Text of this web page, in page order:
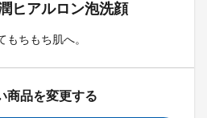
ヒアルロン泡洗顔
ちもち肌へ。
商品を変更する